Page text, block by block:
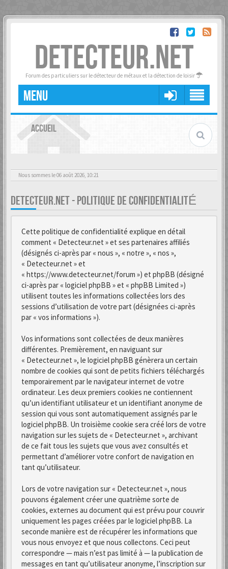
DETECTEUR.NET
Forum des particuliers sur le détecteur de métaux et la détection de loisir
MENU
ACCUEIL
Nous sommes le 06 août 2026, 10:21
DETECTEUR.NET - POLITIQUE DE CONFIDENTIALITÉ
Cette politique de confidentialité explique en détail
comment « Detecteur.net » et ses partenaires affiliés
(désignés ci-après par « nous », « notre », « nos »,
« Detecteur.net » et
« https://www.detecteur.net/forum ») et phpBB (désigné
ci-après par « logiciel phpBB » et « phpBB Limited »)
utilisent toutes les informations collectées lors des
sessions d’utilisation de votre part (désignées ci-après
par « vos informations »).
Vos informations sont collectées de deux manières
différentes. Premièrement, en naviguant sur
« Detecteur.net », le logiciel phpBB génèrera un certain
nombre de cookies qui sont de petits fichiers téléchargés
temporairement par le navigateur internet de votre
ordinateur. Les deux premiers cookies ne contiennent
qu’un identifiant utilisateur et un identifiant anonyme de
session qui vous sont automatiquement assignés par le
logiciel phpBB. Un troisième cookie sera créé lors de votre
navigation sur les sujets de « Detecteur.net », archivant
de ce fait tous les sujets que vous avez consultés et
permettant d’améliorer votre confort de navigation en
tant qu’utilisateur.
Lors de votre navigation sur « Detecteur.net », nous
pouvons également créer une quatrième sorte de
cookies, externes au document qui est prévu pour couvrir
uniquement les pages créées par le logiciel phpBB. La
seconde manière est de récupérer les informations que
vous nous envoyez et que nous collectons. Ceci peut
correspondre — mais n’est pas limité à — la publication de
messages en tant qu’utilisateur anonyme, l’inscription sur